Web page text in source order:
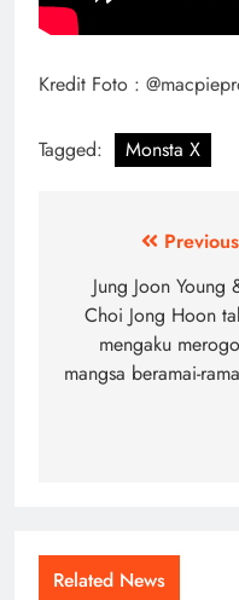
Kredit Foto :
Tagged: Monsta X
navigation
Jung Joon Young
Choi Jong Hoon
mengaku
mangsa beramai-
Related News